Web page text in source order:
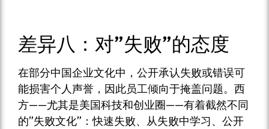
差异八：对”失败”的态度
在部分中国企业文化中，公开承认失败或错误可
能损害个人声誉，因此员工倾向于掩盖问题。西
方——尤其是美国科技和创业圈——有着截然不同
的”失败文化”：快速失败、从失败中学习、公开